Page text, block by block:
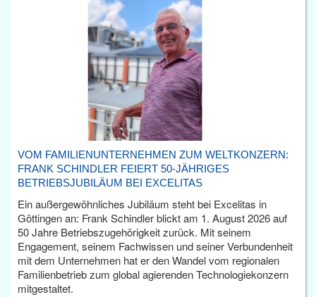
VOM FAMILIENUNTERNEHMEN ZUM WELTKONZERN:
FRANK SCHINDLER FEIERT 50-JÄHRIGES
BETRIEBSJUBILÄUM BEI EXCELITAS
Ein außergewöhnliches Jubiläum steht bei Excelitas in
Göttingen an: Frank Schindler blickt am 1. August 2026 auf
50 Jahre Betriebszugehörigkeit zurück. Mit seinem
Engagement, seinem Fachwissen und seiner Verbundenheit
mit dem Unternehmen hat er den Wandel vom regionalen
Familienbetrieb zum global agierenden Technologiekonzern
mitgestaltet.